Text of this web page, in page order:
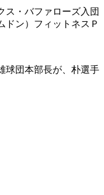
ス・バファローズ入団
ドン）フィットネスＰ
球団本部長が、朴選手